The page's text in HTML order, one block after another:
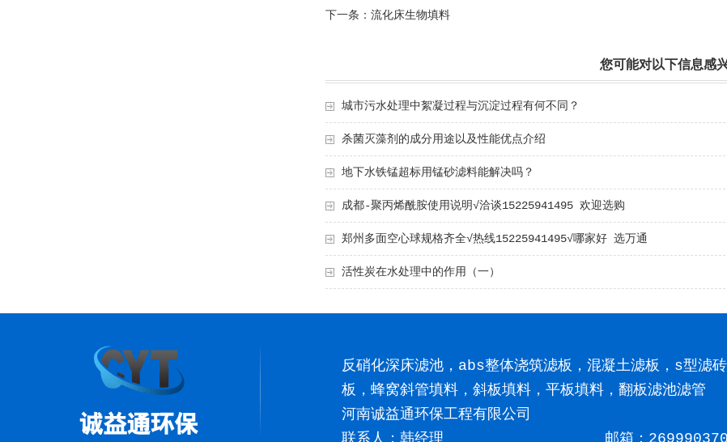
下一条： 流化床生物填料
您可能对以下信息感
城市污水处理中絮凝过程与沉淀过程有何不同？
杀菌灭藻剂的成分用途以及性能优点介绍
地下水铁锰超标用锰砂滤料能解决吗？
成都-聚丙烯酰胺使用说明√洽谈15225941495 欢迎选购
郑州多面空心球规格齐全√热线15225941495√哪家好 选万通
活性炭在水处理中的作用（一）
反硝化深床滤池，abs整体浇筑滤板，混凝土滤板，s型滤
板，蜂窝斜管填料，斜板填料，平板填料，翻板滤池滤管
河南诚益通环保工程有限公司
联系人：韩经理
邮箱：